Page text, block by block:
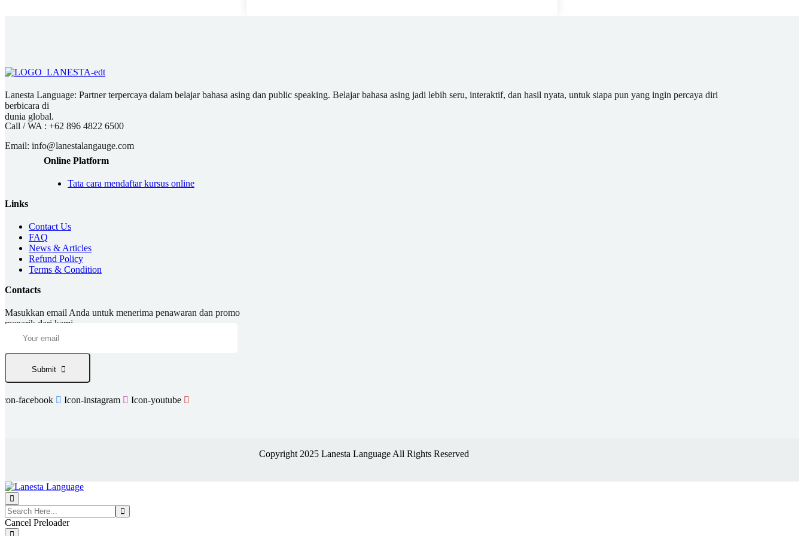
Lanesta Language: Partner terpercaya dalam belajar bahasa asing dan public speaking. Belajar bahasa asing jadi lebih seru, interaktif, dan hasil nyata, untuk siapa pun yang ingin percaya diri
berbicara di
dunia global.
Call / WA : +62 896 4822 6500
Email: info@lanestalangauge.com
Online Platform
Tata cara mendaftar kursus online
Links
Contact Us
FAQ
News & Articles
Refund Policy
Terms & Condition
Contacts
Masukkan email Anda untuk menerima penawaran dan promo
menarik dari kami.
Submit
facebook Icon-instagram Icon-youtube
Copyright 2025 Lanesta Language All Rights Reserved
Cancel Preloader